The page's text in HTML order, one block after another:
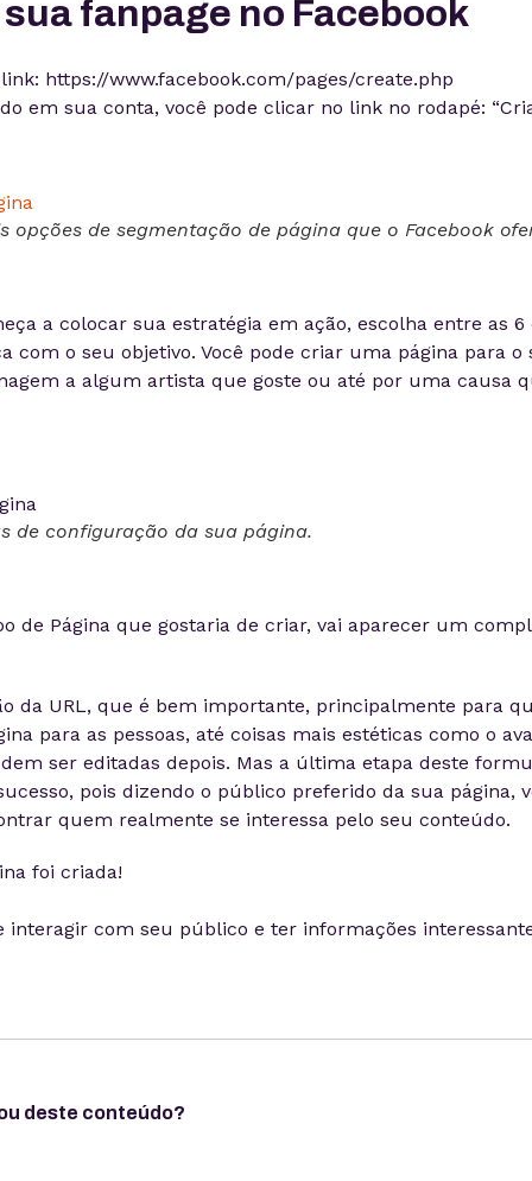
fanpage no Facebook
https://www.facebook.com/pages/create.php
em sua conta, você pode clicar no link no rodapé:
opções de segmentação de página que o Facebook
a colocar sua estratégia em ação, escolha entre as 6
com o seu objetivo. Você pode criar uma página para o
a algum artista que goste ou até por uma causa
de configuração da sua página.
de Página que gostaria de criar, vai aparecer um
da URL, que é bem importante, principalmente para
para as pessoas, até coisas mais estéticas como o
ser editadas depois. Mas a última etapa deste
pois dizendo o público preferido da sua página,
quem realmente se interessa pelo seu conteúdo.
foi criada!
interagir com seu público e ter informações
deste conteúdo?